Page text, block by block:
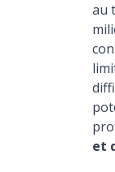
au
et